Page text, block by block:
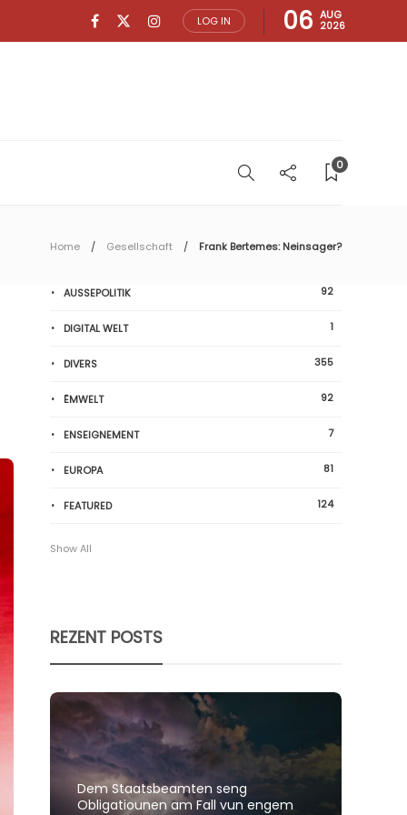
LOG IN 06 AUG
2026
0
Home Gesellschaft Frank Bertemes: Neinsager?
AUSSEPOLITIK 92
DIGITAL WELT 1
DIVERS 355
ËMWELT 92
ENSEIGNEMENT 7
EUROPA 81
FEATURED 124
Show All
REZENT POSTS
Dem Staatsbeamten seng
Obligatiounen am Fall vun engem